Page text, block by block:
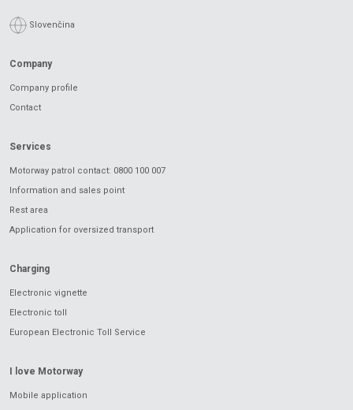
Slovenčina
Company
Company profile
Contact
Services
Motorway patrol contact: 0800 100 007
Information and sales point
Rest area
Application for oversized transport
Charging
Electronic vignette
Electronic toll
European Electronic Toll Service
I love Motorway
Mobile application